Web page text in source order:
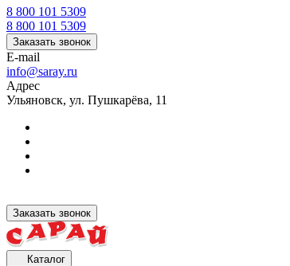
8 800 101 5309
8 800 101 5309
Заказать звонок
E-mail
info@saray.ru
Адрес
Ульяновск, ул. Пушкарёва, 11
Заказать звонок
Каталог